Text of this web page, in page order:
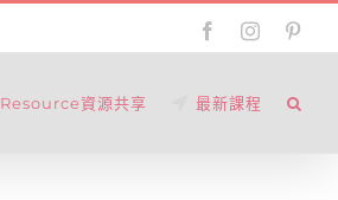
FacebookInstagram
Resource資源共享 最新課程